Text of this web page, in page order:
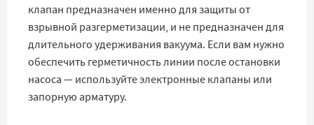
клапан предназначен именно для защиты от
взрывной разгерметизации, и не предназначен для
длительного удерживания вакуума. Если вам нужно
обеспечить герметичность линии после остановки
насоса — используйте электронные клапаны или
запорную арматуру.